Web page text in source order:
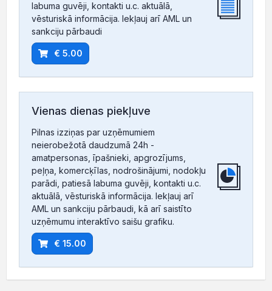
labuma guvēji, kontakti u.c. aktuālā,
vēsturiskā informācija. Iekļauj arī AML un
sankciju pārbaudi
€ 5.00
Vienas dienas piekļuve
Pilnas izziņas par uzņēmumiem
neierobežotā daudzumā 24h -
amatpersonas, īpašnieki, apgrozījums,
peļņa, komercķīlas, nodrošinājumi, nodokļu
parādi, patiesā labuma guvēji, kontakti u.c.
aktuālā, vēsturiskā informācija. Iekļauj arī
AML un sankciju pārbaudi, kā arī saistīto
uzņēmumu interaktīvo saišu grafiku.
€ 15.00